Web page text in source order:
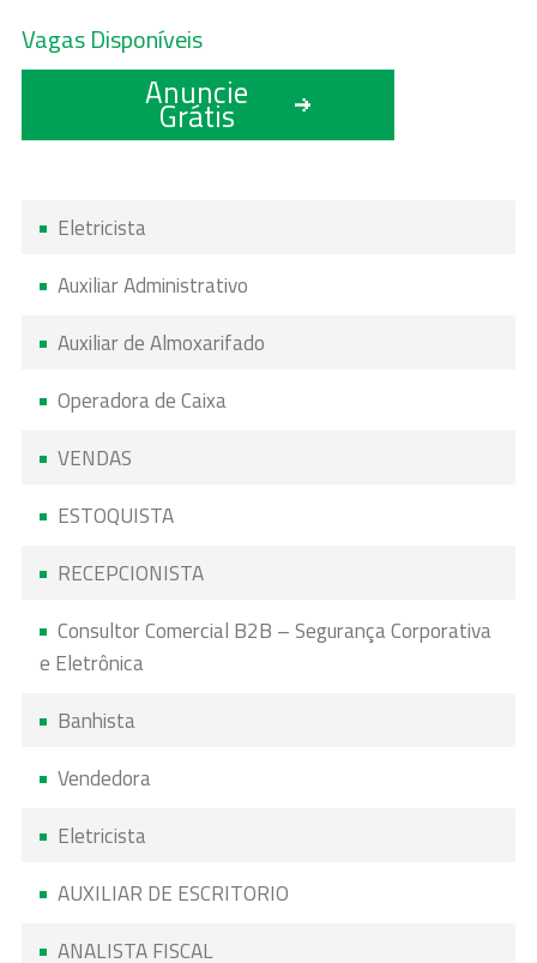
Vagas Disponíveis
Anuncie
Grátis
Eletricista
Auxiliar Administrativo
Auxiliar de Almoxarifado
Operadora de Caixa
VENDAS
ESTOQUISTA
RECEPCIONISTA
Consultor Comercial B2B – Segurança Corporativa
e Eletrônica
Banhista
Vendedora
Eletricista
AUXILIAR DE ESCRITORIO
ANALISTA FISCAL